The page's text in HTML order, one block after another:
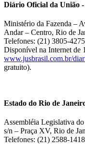
Diário Oficial da União
Ministério da Fazenda –
Andar – Centro, Rio de
Telefones: (21) 3805-
Disponível na Internet de
www.jusbrasil.com.br/
gratuito).
Estado do Rio de
Assembléia Legislativa
s/n – Praça XV, Rio de
Telefones: (21) 2588-